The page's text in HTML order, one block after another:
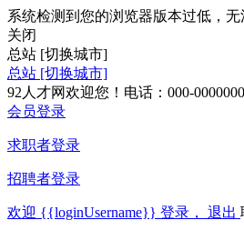
系统检测到您的浏览器版本过低，
关闭
总站 [切换城市]
总站 [切换城市]
92人才网欢迎您！电话：000-0000000
会员登录
求职者登录
招聘者登录
欢迎 {{loginUsername}} 登录， 退出